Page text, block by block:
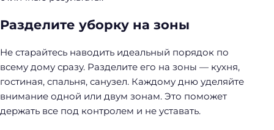
Разделите уборку на зоны
Не старайтесь наводить идеальный порядок по
всему дому сразу. Разделите его на зоны — кухня,
гостиная, спальня, санузел. Каждому дню уделяйте
внимание одной или двум зонам. Это поможет
держать все под контролем и не уставать.